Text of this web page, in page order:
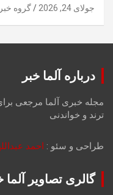
جولای 24, 2026 گروه
درباره آلما خبر
مجله خبری آلما مرجعی
ترند و خواندنی
طراحی و سئو : احمد
گالری تصاویر آلما